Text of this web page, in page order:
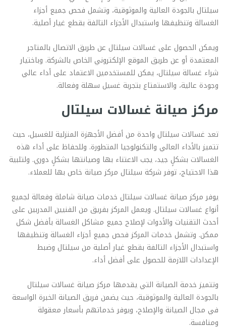
سيلتال بالجودة العالية والموثوقية، وتشمل فحص جميع أجزاء
الغسالة وتنظيفها واستبدال الأجزاء التالفة بقطع غيار أصلية.
ويمكن الحصول على غسالات سيلتال عن طريق الاتصال بالمتاجر
المعتمدة أو عن طريق الموقع الإلكتروني الخاص بالشركة. وباختيار
شراء غسالة سيلتال، يمكن للمستخدمين الاعتماد على أداء عالي
وجودة عالية، والاستمتاع بتجربة غسيل سهلة وفعالة.
مركز صيانة غسالات سيلتال
تعد غسالات سيلتال واحدة من أفضل الأجهزة المنزلية للغسيل، حيث
تتميز بالأداء العالي والتكنولوجيا المتطورة. وللحفاظ على أداء هذه
الغسالات بشكلٍ جيد، يجب الاعتناء بها وصيانتها بشكلٍ دوري. ولتلبية
هذا الاحتياج، توفر شركة سيلتال مركز صيانة خاص بها للعملاء.
يوفر مركز صيانة غسالات سيلتال خدمات صيانة شاملة وفعالة لجميع
أنواع غسالات سيلتال. ويعمل المركز بفريق من الفنيين المدربين على
أحدث التقنيات والأدوات لإصلاح جميع مشاكل الغسالة بأفضل شكل
ممكن. وتشمل خدمات المركز فحص جميع أجزاء الغسالة وتنظيفها
واستبدال الأجزاء التالفة بقطع غيار أصلية من سيلتال وضبط
الإعدادات اللازمة للحصول على أفضل أداء.
وتتميز خدمة الصيانة التي يقدمها مركز صيانة غسالات سيلتال
بالجودة العالية والموثوقية، حيث يضمن فريق الصيانة الخبرة الواسعة
في مجال الصيانة والإصلاح، ويوفر خدماتهم بأسعار معقولة
ومنافسة.